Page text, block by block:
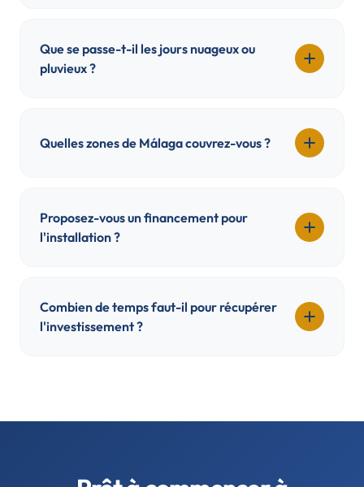
Que se passe-t-il les jours nuageux ou
pluvieux ?
Quelles zones de Málaga couvrez-vous ?
Proposez-vous un financement pour
l'installation ?
Combien de temps faut-il pour récupérer
l'investissement ?